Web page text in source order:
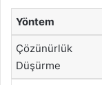
Yöntem
Çözünürlük
Düşürme